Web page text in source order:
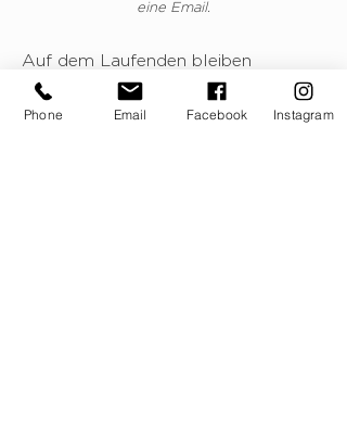
eine Email.
Auf dem Laufenden bleiben
E-Mail-Adresse
Phone Email Facebook Instagram